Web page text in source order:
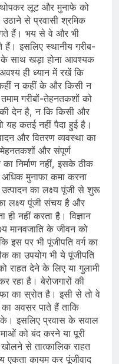
थोपकर लूट और मुनाफे को
से प्रवासी श्रमि‍क
हैं। भय से वे और भी
इसलिए स्‍थानीय गरीब-
के साथ खड़ा होना आवश्‍यक
ही ध्‍यान में रखें कि
न कहीं के और किसी न
गरीबों-तेहनतकशों को
की देन है, न कि किसी और
यह कतई नहीं पैदा हुई है।
और वितरण व्‍यवस्‍था का
और संपूर्ण
निर्माण नहीं, इसके ठीक
मुनाफा कमा करना
का लक्ष्‍य पूंजी से शुरू
लक्ष्‍य पूंजी संचय है और
नहीं करता है। विज्ञान
मानवजाति के जीवन को
इस पर भी पूंजीपति वर्ग का
का उपयोग भी ये पूंजीपति
राहत देने के लिए या गुलामी
है। बेरोजगारों की
का स्रोत है। इसी से तो वे
अवसर पाते हैं ताकि
इसलिए प्रवास के सवाल
को बंद करने या पूरी
से तात्‍कालिक राहत
एकता कायम कर पूंजीवाद